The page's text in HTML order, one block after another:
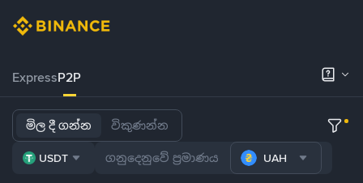
ExpressP2P
මිල දී ගන්න විකුණන්න
USDT UAH